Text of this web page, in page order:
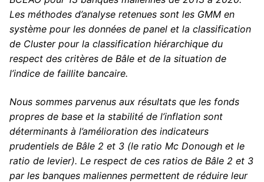
Les méthodes d’analyse retenues sont les GMM en
système pour les données de panel et la classification
de Cluster pour la classification hiérarchique du
respect des critères de Bâle et de la situation de
l’indice de faillite bancaire.
Nous sommes parvenus aux résultats que les fonds
propres de base et la stabilité de l’inflation sont
déterminants à l’amélioration des indicateurs
prudentiels de Bâle 2 et 3 (le ratio Mc Donough et le
ratio de levier). Le respect de ces ratios de Bâle 2 et 3
par les banques maliennes permettent de réduire leur